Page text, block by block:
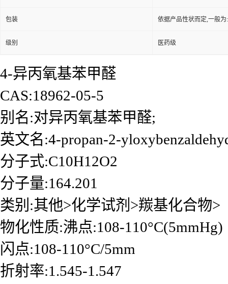
包装 依据产品性状而定,一般
级别 医药级
4-异丙氧基苯甲醛
CAS:18962-05-5
别名:对异丙氧基苯甲醛;
英文名:4-propan-2-
分子式:C10H12O2
分子量:164.201
类别:其他>化学试剂>羰基化合物>
物化性质:沸点:108-110°C(5mmHg)
闪点:108-110°C/5mm
折射率:1.545-1.547